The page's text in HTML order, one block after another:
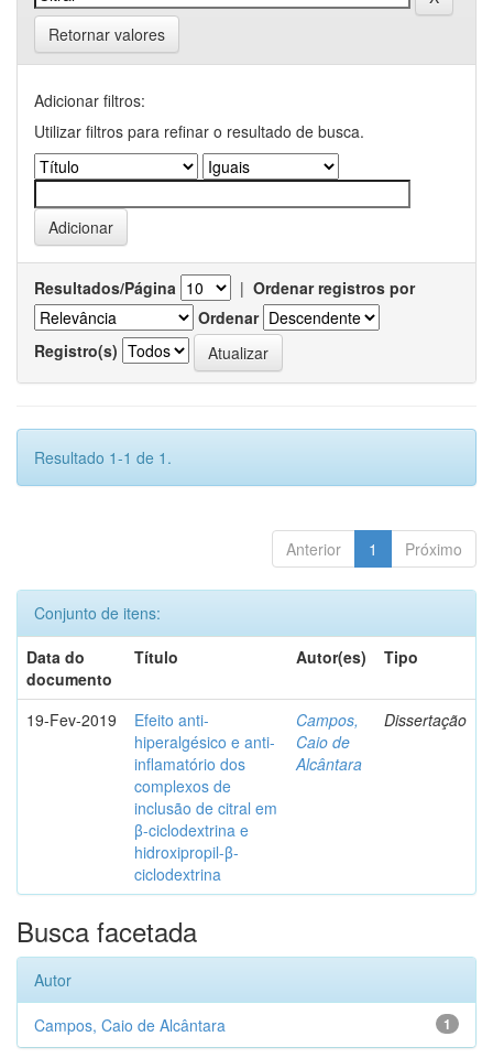
Retornar valores
Adicionar filtros:
Utilizar filtros para refinar o resultado de busca.
Resultados/Página | Ordenar registros por
Ordenar
Registro(s)
Resultado 1-1 de 1.
Anterior 1 Próximo
Conjunto de itens:
Data do
documento
Título Autor(es) Tipo
19-Fev-2019
Efeito anti-
hiperalgésico e anti-
inflamatório dos
complexos de
inclusão de citral em
β-ciclodextrina e
hidroxipropil-β-
ciclodextrina
Campos,
Caio de
Alcântara
Dissertação
Busca facetada
Autor
1
Campos, Caio de Alcântara